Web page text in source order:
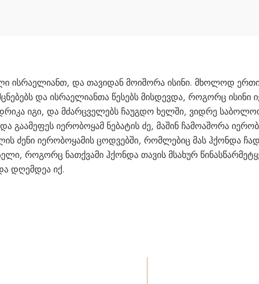
ისრაელიანთ, და თავიდან მოიშორა ისინი. მხოლოდ
და ისრაელიანთა წესებს მისდევდა, როგორც ისინი
იგი, და მძარცველებს ჩაუგდო ხელში, ვიდრე
გაამეფეს იერობოყამ ნებატის ძე, მაშინ ჩამოაშორა
ძენი იერობოყამის ცოდვებში, რომლებიც მას ჰქონდა
როგორც ნათქვამი ჰქონდა თავის მსახურ
დღემდეა იქ.